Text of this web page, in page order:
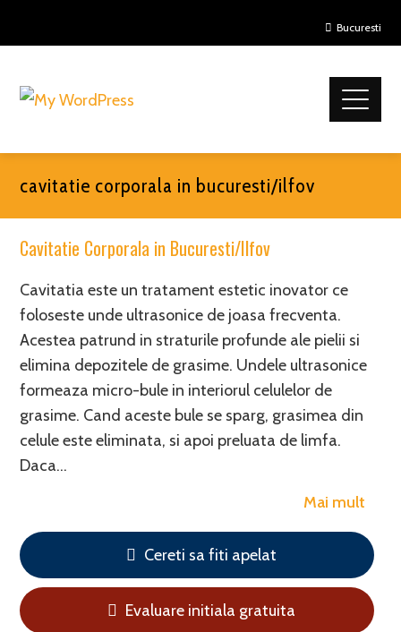
Bucuresti
cavitatie corporala in bucuresti/ilfov
Cavitatie Corporala in Bucuresti/Ilfov
Cavitatia este un tratament estetic inovator ce
foloseste unde ultrasonice de joasa frecventa.
Acestea patrund in straturile profunde ale pielii si
elimina depozitele de grasime. Undele ultrasonice
formeaza micro-bule in interiorul celulelor de
grasime. Cand aceste bule se sparg, grasimea din
celule este eliminata, si apoi preluata de limfa.
Daca…
Mai mult
Cereti sa fiti apelat
Evaluare initiala gratuita